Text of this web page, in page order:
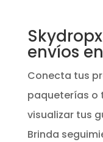
envíos
Conecta tus
paqueterías o
visualizar tus
Brinda